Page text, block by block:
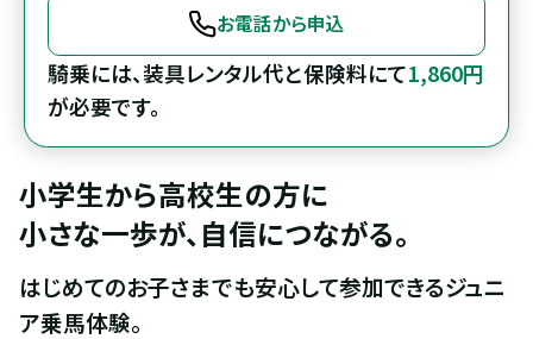
お電話から申込
騎乗には、装具レンタル代と保険料にて1,860円
が必要です。
小学生から高校生の方に
小さな一歩が、自信につながる。
はじめてのお子さまでも安心して参加できるジュニ
ア乗馬体験。